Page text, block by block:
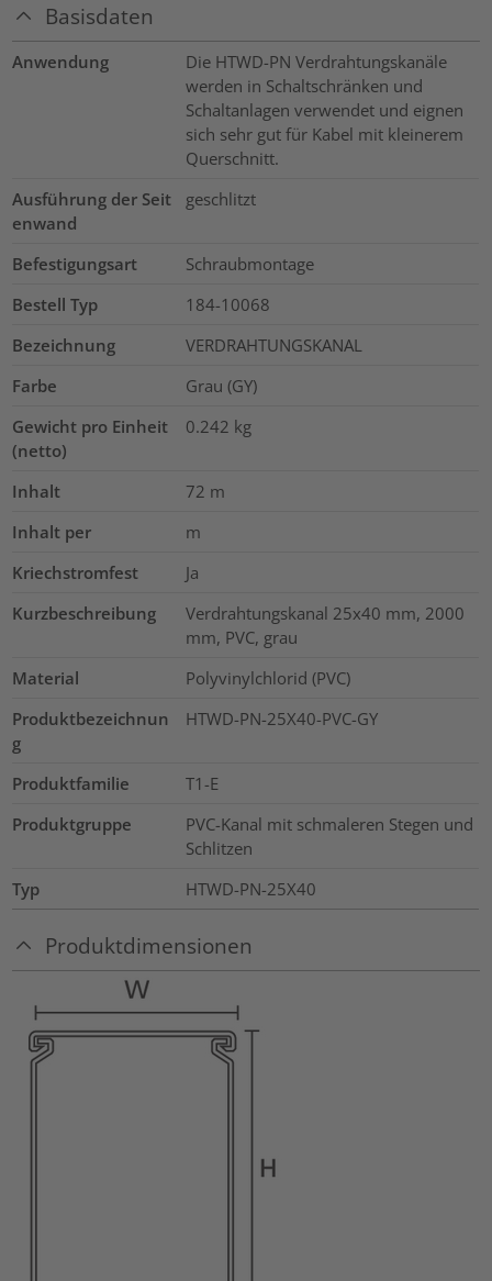
Basisdaten
Anwendung
Die HTWD-PN Verdrahtungskanäle
werden in Schaltschränken und
Schaltanlagen verwendet und eignen
sich sehr gut für Kabel mit kleinerem
Querschnitt.
Ausführung der Seit
enwand
geschlitzt
Befestigungsart
Schraubmontage
Bestell Typ
184-10068
Bezeichnung
VERDRAHTUNGSKANAL
Farbe
Grau (GY)
Gewicht pro Einheit
(netto)
0.242 kg
Inhalt 72 m
Inhalt per
m
Kriechstromfest
Ja
Kurzbeschreibung
Verdrahtungskanal 25x40 mm, 2000
mm, PVC, grau
Material
Polyvinylchlorid (PVC)
Produktbezeichnun
g
HTWD-PN-25X40-PVC-GY
Produktfamilie
T1-E
Produktgruppe
PVC-Kanal mit schmaleren Stegen und
Schlitzen
Typ
HTWD-PN-25X40
Produktdimensionen